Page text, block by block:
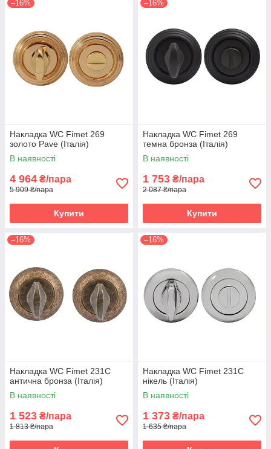
–16%
Накладка WC Fimet 269
золото Pave (Італія)
В наявності
4 964 ₴/пара
5 909 ₴/пара
Купити
–16%
Накладка WC Fimet 269
темна бронза (Італія)
В наявності
1 753 ₴/пара
2 087 ₴/пара
Купити
–16%
Накладка WC Fimet 231C
антична бронза (Італія)
В наявності
1 523 ₴/пара
1 813 ₴/пара
–16%
Накладка WC Fimet 231C
нікель (Італія)
В наявності
1 373 ₴/пара
1 635 ₴/пара